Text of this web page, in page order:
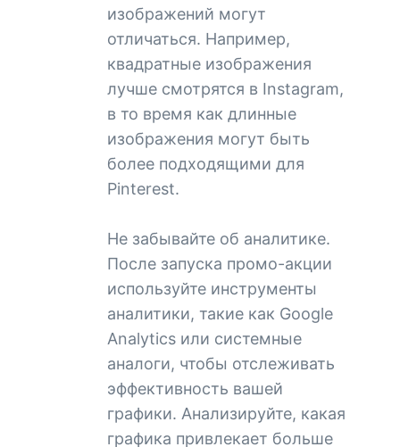
изображений могут
отличаться. Например,
квадратные изображения
лучше смотрятся в Instagram,
в то время как длинные
изображения могут быть
более подходящими для
Pinterest.
Не забывайте об аналитике.
После запуска промо-акции
используйте инструменты
аналитики, такие как Google
Analytics или системные
аналоги, чтобы отслеживать
эффективность вашей
графики. Анализируйте, какая
графика привлекает больше